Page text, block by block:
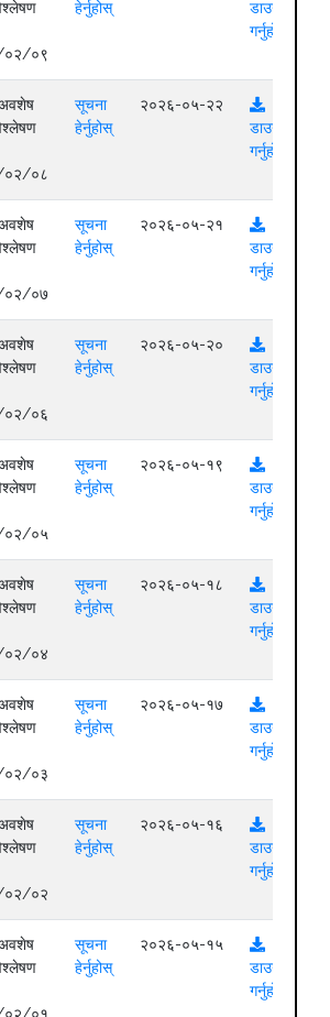
०२/०९
हेर्नुहोस्
डाउनलोड
गर्नुहोस्
अवशेष
०२/०८
सूचना
हेर्नुहोस्
२०२६-०५-२२
डाउनलोड
गर्नुहोस्
अवशेष
०२/०७
सूचना
हेर्नुहोस्
२०२६-०५-२१
डाउनलोड
गर्नुहोस्
अवशेष
०२/०६
सूचना
हेर्नुहोस्
२०२६-०५-२०
डाउनलोड
गर्नुहोस्
अवशेष
०२/०५
सूचना
हेर्नुहोस्
२०२६-०५-१९
डाउनलोड
गर्नुहोस्
अवशेष
०२/०४
सूचना
हेर्नुहोस्
२०२६-०५-१८
डाउनलोड
गर्नुहोस्
अवशेष
०२/०३
सूचना
हेर्नुहोस्
२०२६-०५-१७
डाउनलोड
गर्नुहोस्
अवशेष
०२/०२
सूचना
हेर्नुहोस्
२०२६-०५-१६
डाउनलोड
गर्नुहोस्
अवशेष
सूचना
हेर्नुहोस्
२०२६-०५-१५
डाउनलोड
गर्नुहोस्